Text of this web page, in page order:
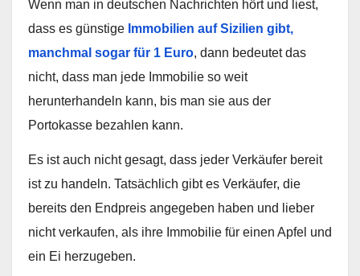
Wenn man in deutschen Nachrichten hört und liest,
dass es günstige Immobilien auf Sizilien gibt,
manchmal sogar für 1 Euro, dann bedeutet das
nicht, dass man jede Immobilie so weit
herunterhandeln kann, bis man sie aus der
Portokasse bezahlen kann.
Es ist auch nicht gesagt, dass jeder Verkäufer bereit
ist zu handeln. Tatsächlich gibt es Verkäufer, die
bereits den Endpreis angegeben haben und lieber
nicht verkaufen, als ihre Immobilie für einen Apfel und
ein Ei herzugeben.